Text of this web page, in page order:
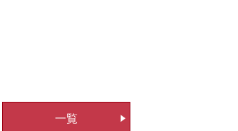
一覧